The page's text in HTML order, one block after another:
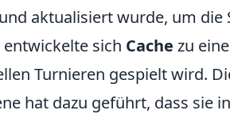
aktualisiert wurde, um
sich Cache zu
Turnieren gespielt wird.
hat dazu geführt, dass sie